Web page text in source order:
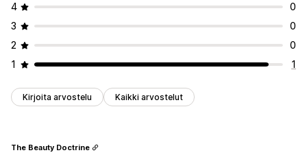
4
0
3
0
2
0
1
1
Kirjoita arvostelu Kaikki arvostelut
The Beauty Doctrine